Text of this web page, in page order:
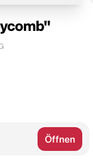
Öffnen